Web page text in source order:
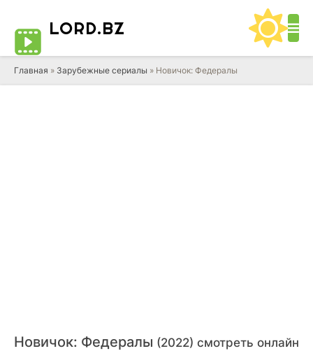
LORD.BZ
Главная » Зарубежные сериалы » Новичок: Федералы
Новичок: Федералы (2022) смотреть онлайн